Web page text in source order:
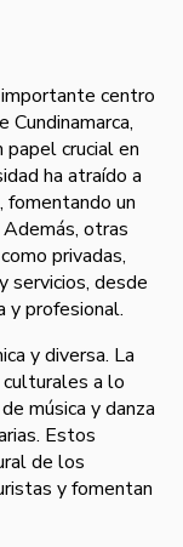
importante centro
Cundinamarca,
papel crucial en
ha atraído a
un
otras
privadas,
servicios, desde
y profesional.
y diversa. La
a lo
música y danza
Estos
de los
y fomentan